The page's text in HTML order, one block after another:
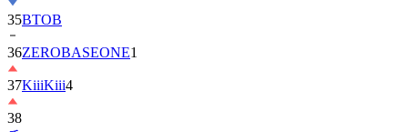
36ZEROBASEONE
37KiiiKiii4
38
チ
ョ